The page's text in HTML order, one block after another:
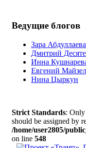
Ведущие блогов
Зара Абдуллаева
Дмитрий
Инна
Евгений
Нина Цыркун
Strict Standards: Only
should be assigned by
/home/user2805/
on line 548